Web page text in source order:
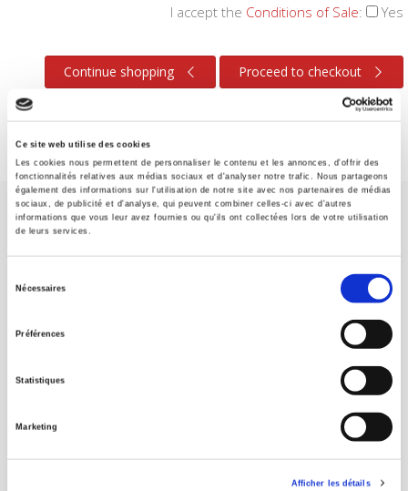
Ce site web utilise des cookies
Les cookies nous permettent de personnaliser le contenu et les annonces, d'offrir des
fonctionnalités relatives aux médias sociaux et d'analyser notre trafic. Nous partageons
également des informations sur l'utilisation de notre site avec nos partenaires de médias
sociaux, de publicité et d'analyse, qui peuvent combiner celles-ci avec d'autres
informations que vous leur avez fournies ou qu'ils ont collectées lors de votre utilisation
de leurs services.
Nécessaires
Préférences
Statistiques
Marketing
Afficher les détails
I accept the Conditions of Sale: Yes
Continue shopping Proceed to checkout
SCIENCES PO UNIVERSITY PRESS has a threefold role: to publish
help public and political debate.
FOREIGN RIGHTS